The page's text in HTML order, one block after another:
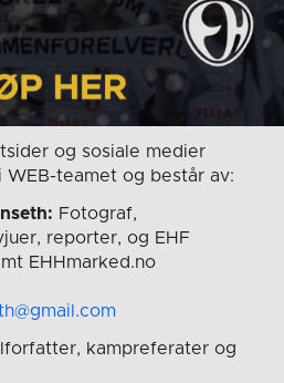
og sosiale medier
teamet og består av:
Fotograf,
reporter, og EHF
EHHmarked.no
kampreferater og